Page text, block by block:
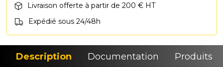
Livraison offerte à partir de 200 € HT
Expédié sous 24/48h
Description Documentation Produits